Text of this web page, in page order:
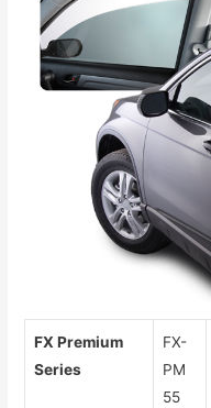
FX Premium
Series
FX-
PM
55